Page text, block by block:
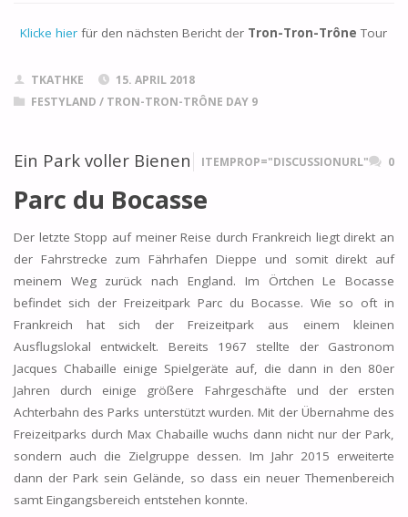
Klicke hier für den nächsten Bericht der Tron-Tron-Trône Tour
TKATHKE
15. APRIL 2018
FESTYLAND / TRON-TRON-TRÔNE DAY 9
Ein Park voller Bienen ITEMPROP="DISCUSSIONURL" 0
Parc du Bocasse
Der letzte Stopp auf meiner Reise durch Frankreich liegt direkt an
der Fahrstrecke zum Fährhafen Dieppe und somit direkt auf
meinem Weg zurück nach England. Im Örtchen Le Bocasse
befindet sich der Freizeitpark Parc du Bocasse. Wie so oft in
Frankreich hat sich der Freizeitpark aus einem kleinen
Ausflugslokal entwickelt. Bereits 1967 stellte der Gastronom
Jacques Chabaille einige Spielgeräte auf, die dann in den 80er
Jahren durch einige größere Fahrgeschäfte und der ersten
Achterbahn des Parks unterstützt wurden. Mit der Übernahme des
Freizeitparks durch Max Chabaille wuchs dann nicht nur der Park,
sondern auch die Zielgruppe dessen. Im Jahr 2015 erweiterte
dann der Park sein Gelände, so dass ein neuer Themenbereich
samt Eingangsbereich entstehen konnte.